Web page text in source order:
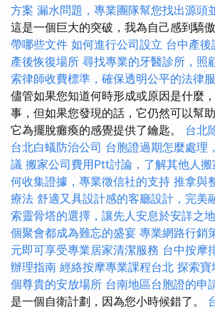
方案 漏水問題，專業團隊幫您找出源頭
這是一個巨大的突破，我為自己感到驕傲
帶哪些文件 如何進行公司設立 台中產後
產後恢復場所 尋找專業的牙醫診所，照
索律師收費標準，確保透明公平的法律
儘管如果您知道何時形成或原因是什麼
事，但如果您發現的話，它仍然可以幫
它為擺脫癱瘓的感覺提供了鑰匙。 台北
台北白蟻防治公司 台胞證過期怎麼處理
議 搬家公司費用Ptt討論，了解其他人
何收集證據，專業徵信社的支持 推拿與
療法 舒適又具設計感的客廳設計，完美
索靈骨塔的選擇，讓先人安息於安詳之地
個聚會都成為難忘的盛宴 專業網路行銷
元即可享受專業居家清潔服務 台中按摩
辦理指南 經絡按摩專業課程台北 探索寶
個尊貴的安放場所 台南地區台胞證的申
是一個自衛計劃，因為您小時候錯了。